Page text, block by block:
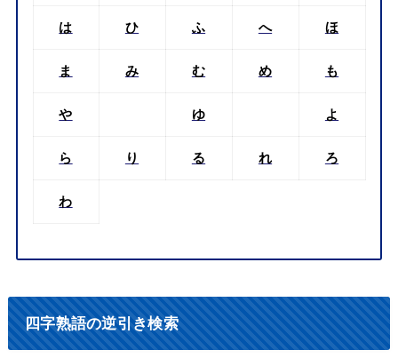
は ひ ふ へ ほ
ま み む め も
や ゆ よ
ら り る れ ろ
わ
四字熟語の逆引き検索